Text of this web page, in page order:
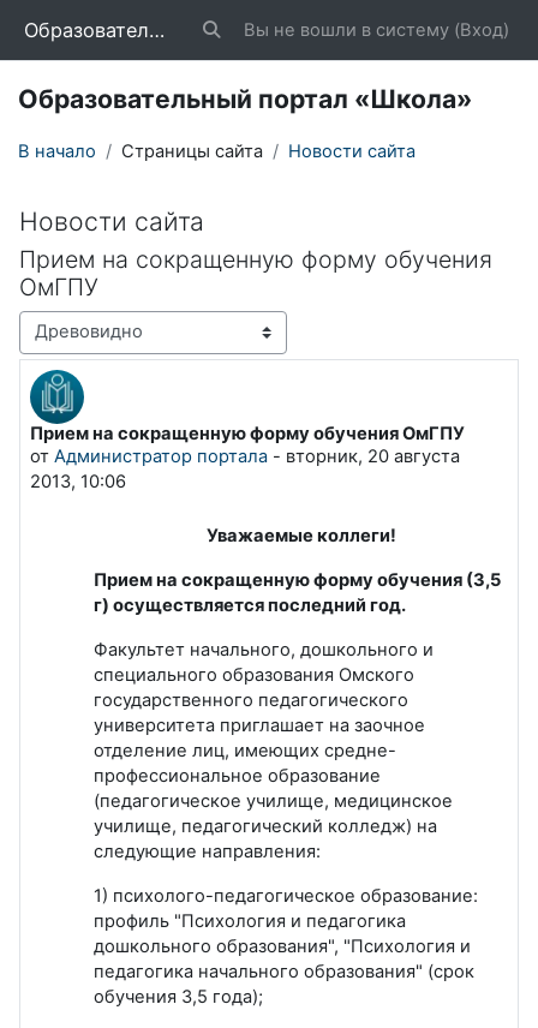
Образовательный портал «Школа» Изменить данные поисковой строки
Вы не вошли в систему (Вход)
Образовательный портал «Школа»
В начало Страницы сайта Новости сайта
Новости сайта
Прием на сокращенную форму обучения
ОмГПУ
Режим отображения
Прием на сокращенную форму обучения ОмГПУ
от Администратор портала - вторник, 20 августа
2013, 10:06
Количество ответов: 0
Уважаемые коллеги!
Прием на сокращенную форму обучения (3,5
г) осуществляется последний год.
Факультет начального, дошкольного и
специального образования Омского
государственного педагогического
университета приглашает на заочное
отделение лиц, имеющих средне-
профессиональное образование
(педагогическое училище, медицинское
училище, педагогический колледж) на
следующие направления:
1) психолого-педагогическое образование:
профиль "Психология и педагогика
дошкольного образования", "Психология и
педагогика начального образования" (срок
обучения 3,5 года);